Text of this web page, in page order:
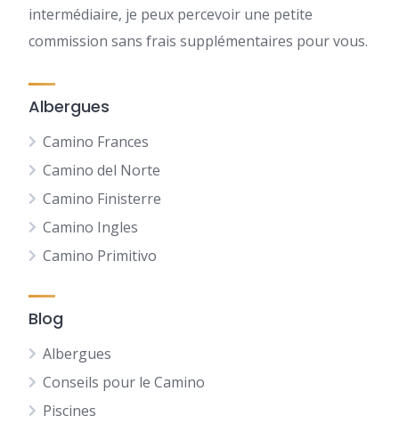
intermédiaire, je peux percevoir une petite
commission sans frais supplémentaires pour vous.
Albergues
Camino Frances
Camino del Norte
Camino Finisterre
Camino Ingles
Camino Primitivo
Blog
Albergues
Conseils pour le Camino
Piscines